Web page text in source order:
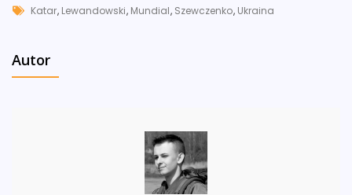
Lewandowski
Kapitan
Polskiej
Reprezentacji
Tags
Katar, Lewandowski, Mundial, Szewczenko, Ukraina
Autor